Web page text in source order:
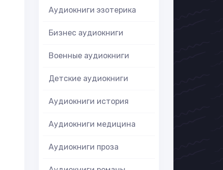
Аудиокниги эзотерика
Бизнес аудиокниги
Военные аудиокниги
Детские аудиокниги
Аудиокниги история
Аудиокниги медицина
Аудиокниги проза